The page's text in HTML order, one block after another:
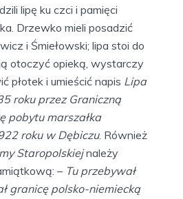
lipę ku czci i pamięci
Drzewko mieli posadzić
i Śmiełowski; lipa stoi do
otoczyć opieką, wystarczy
płotek i umieścić napis Lipa
roku przez Graniczną
pobytu marszałka
roku w Dębiczu. Również
Staropolskiejnależy
– Tu przebywał
granicę polsko-niemiecką